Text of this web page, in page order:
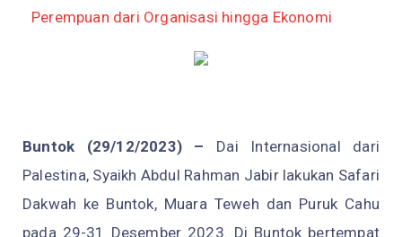
Perempuan dari Organisasi hingga Ekonomi
Buntok (29/12/2023) – Dai Internasional dari
Palestina, Syaikh Abdul Rahman Jabir lakukan Safari
Dakwah ke Buntok, Muara Teweh dan Puruk Cahu
pada 29-31 Desember 2023. Di Buntok bertempat